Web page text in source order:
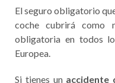
El seguro obligatorio
coche cubrirá como
obligatoria en todos
Europea.
Si tienes un accidente